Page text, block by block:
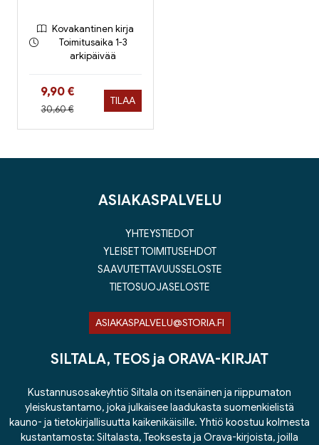
Kovakantinen kirja
Toimitusaika 1-3
arkipäivää
Hinta nyt
9,90 €
Hinta aiemmin
30,60 €
TILAA
ASIAKASPALVELU
YHTEYSTIEDOT
YLEISET TOIMITUSEHDOT
SAAVUTETTAVUUSSELOSTE
TIETOSUOJASELOSTE
ASIAKASPALVELU@STORIA.FI
SILTALA, TEOS ja ORAVA-KIRJAT
Kustannusosakeyhtiö Siltala on itsenäinen ja riippumaton
yleiskustantamo, joka julkaisee laadukasta suomenkielistä
kauno- ja tietokirjallisuutta kaikenikäisille. Yhtiö koostuu kolmesta
kustantamosta: Siltalasta, Teoksesta ja Orava-kirjoista, joilla